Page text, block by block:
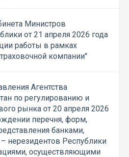
Министров
от 21 апреля 2026 года
работы в рамках
компании"
Агентства
по регулированию и
рынка от 20 апреля 2026
перечня, форм,
банками,
нерезидентов Республики
осуществляющими